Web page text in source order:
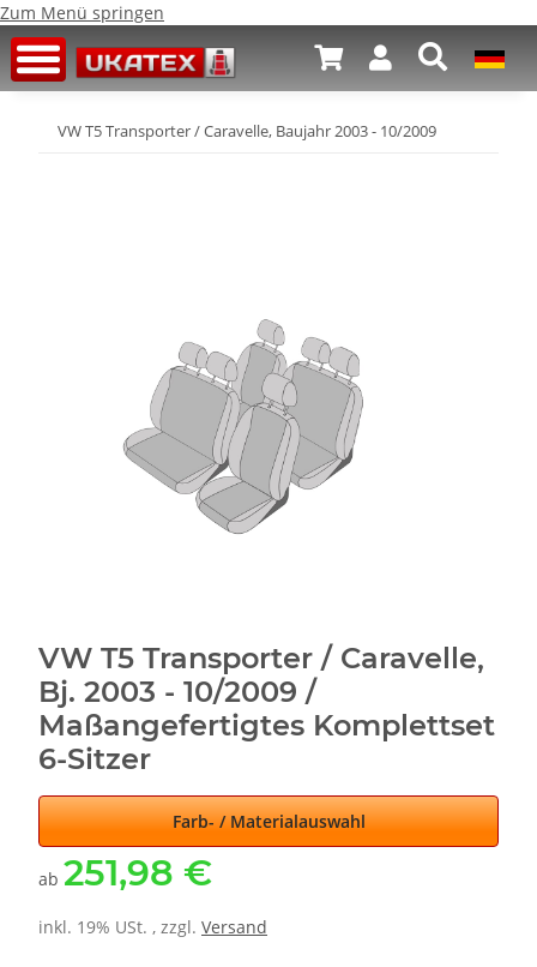
Zum Menü springen
VW T5 Transporter / Caravelle, Baujahr 2003 - 10/2009
VW T5 Transporter / Caravelle,
Bj. 2003 - 10/2009 /
Maßangefertigtes Komplettset
6-Sitzer
Farb- / Materialauswahl
ab 251,98 €
inkl. 19% USt. , zzgl. Versand